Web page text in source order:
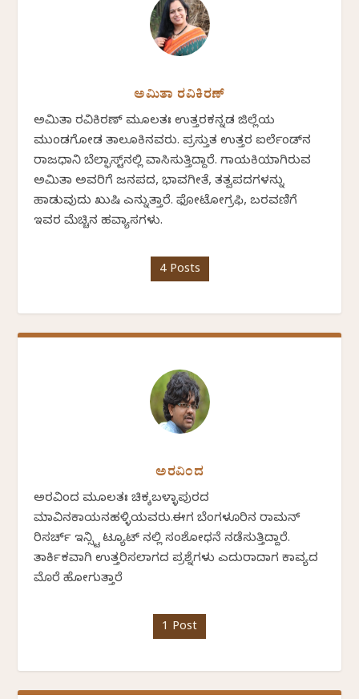
ಅಮಿತಾ ರವಿಕಿರಣ್
ಅಮಿತಾ ರವಿಕಿರಣ್ ಮೂಲತಃ ಉತ್ತರಕನ್ನಡ ಜಿಲ್ಲೆಯ
ಮುಂಡಗೋಡ ತಾಲೂಕಿನವರು. ಪ್ರಸ್ತುತ ಉತ್ತರ ಐರ್ಲೆಂಡ್‌ನ
ರಾಜಧಾನಿ ಬೆಲ್ಫಾಸ್ಟ್‌ನಲ್ಲಿ ವಾಸಿಸುತ್ತಿದ್ದಾರೆ. ಗಾಯಕಿಯಾಗಿರುವ
ಅಮಿತಾ ಅವರಿಗೆ ಜನಪದ, ಭಾವಗೀತೆ, ತತ್ವಪದಗಳನ್ನು
ಹಾಡುವುದು ಖುಷಿ ಎನ್ನುತ್ತಾರೆ. ಫೋಟೋಗ್ರಫಿ, ಬರವಣಿಗೆ
ಇವರ ಮೆಚ್ಚಿನ ಹವ್ಯಾಸಗಳು.
4 Posts
ಅರವಿಂದ
ಅರವಿಂದ ಮೂಲತಃ ಚಿಕ್ಕಬಳ್ಳಾಪುರದ
ಮಾವಿನಕಾಯನಹಳ್ಳಿಯವರು.ಈಗ ಬೆಂಗಳೂರಿನ ರಾಮನ್
ರಿಸರ್ಚ್ ಇನ್ಸ್ಟಿ ಟ್ಯೂಟ್ ನಲ್ಲಿ ಸಂಶೋಧನೆ ನಡೆಸುತ್ತಿದ್ದಾರೆ.
ತಾರ್ಕಿಕವಾಗಿ ಉತ್ತರಿಸಲಾಗದ ಪ್ರಶ್ನೆಗಳು ಎದುರಾದಾಗ ಕಾವ್ಯದ
ಮೊರೆ ಹೋಗುತ್ತಾರೆ
1 Post